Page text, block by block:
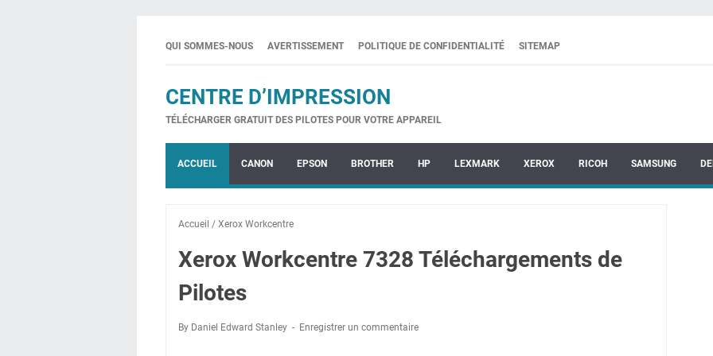
QUI SOMMES-NOUS AVERTISSEMENT POLITIQUE DE CONFIDENTIALITÉ SITEMAP
CENTRE D’IMPRESSION
TÉLÉCHARGER GRATUIT DES PILOTES POUR VOTRE APPAREIL
ACCUEIL CANON EPSON BROTHER HP LEXMARK XEROX RICOH SAMSUNG
Accueil / Xerox Workcentre
Xerox Workcentre 7328 Téléchargements de
Pilotes
By Daniel Edward Stanley Enregistrer un commentaire